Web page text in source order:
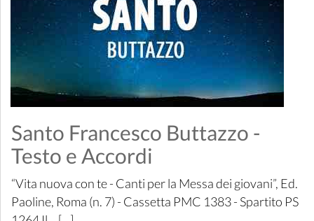
Santo Francesco Buttazzo -
Testo e Accordi
“Vita nuova con te - Canti per la Messa dei giovani”, Ed.
Paoline, Roma (n. 7) - Cassetta PMC 1383 - Spartito PS